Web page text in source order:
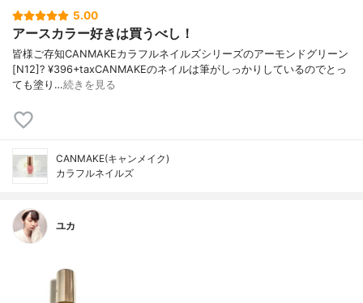
5.00
アースカラー好きは買うべし！
皆様ご存知CANMAKEカラフルネイルズシリーズのアーモンドグリーン
[N12]? ¥396+taxCANMAKEのネイルは筆がしっかりしているのでとっ
ても塗り…続きを見る
CANMAKE(キャンメイク)
カラフルネイルズ
ユカ